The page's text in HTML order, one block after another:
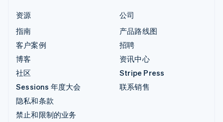
资源
指南
客户案例
博客
社区
Sessions 年度大会
隐私和条款
禁止和限制的业务
公司
产品路线图
招聘
资讯中心
Stripe Press
联系销售